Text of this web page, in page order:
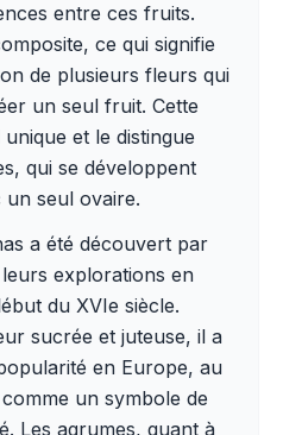
entre ces fruits.
ce qui signifie
de plusieurs fleurs qui
un seul fruit. Cette
et le distingue
qui se développent
seul ovaire.
a été découvert par
explorations en
du XVIe siècle.
sucrée et juteuse, il a
en Europe, au
un symbole de
Les agrumes, quant à